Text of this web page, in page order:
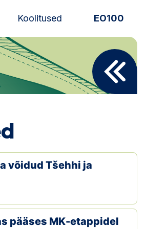
Koolitused EO100
100!
võidud Tšehhi ja
pääses MK-etappidel